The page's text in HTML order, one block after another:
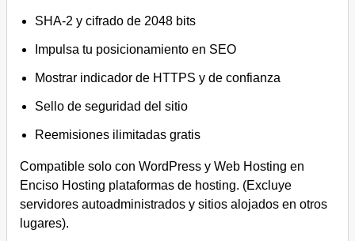
SHA-2 y cifrado de 2048 bits
Impulsa tu posicionamiento en SEO
Mostrar indicador de HTTPS y de confianza
Sello de seguridad del sitio
Reemisiones ilimitadas gratis
Compatible solo con WordPress y Web Hosting en
Enciso Hosting plataformas de hosting. (Excluye
servidores autoadministrados y sitios alojados en otros
lugares).